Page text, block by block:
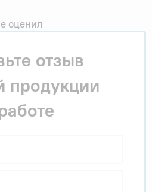
оценил
отзыв
продукции